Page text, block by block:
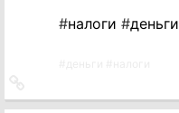
#налоги #деньги
на